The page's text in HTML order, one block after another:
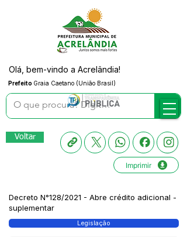
Prefeito Graia Caetano (União Brasil)
Olá, bem-vindo a Acrelândia!
Voltar
Imprimir
Decreto N°128/2021 - Abre crédito adicional -
suplementar
Legislação